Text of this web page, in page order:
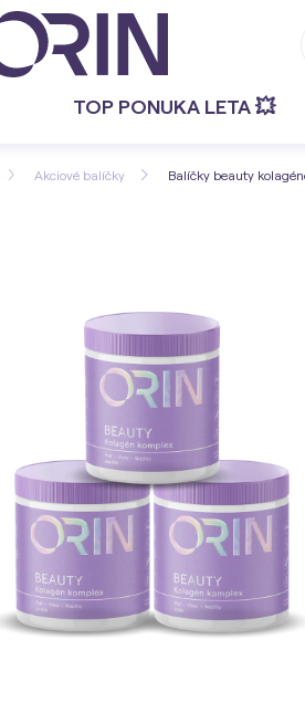
TOP PONUKA LETA 💥
Akciové balíčky Balíčky beauty